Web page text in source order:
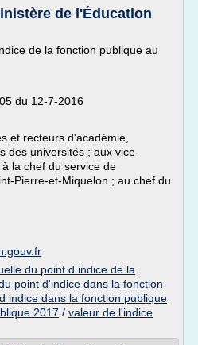
de l'Éducation
de la fonction publique au
du 12-7-2016
et recteurs d'académie,
des universités ; aux vice-
la chef du service de
Pierre-et-Miquelon ; au chef du
du point d indice de la
point d'indice dans la fonction
indice dans la fonction publique
2017 / valeur de l'indice